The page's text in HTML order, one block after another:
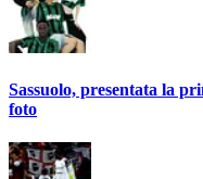
Sassuolo, presentata la
foto